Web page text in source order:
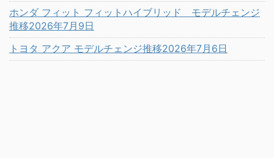
ホンダ フィット フィットハイブリッド モデルチェンジ
推移2026年7月9日
トヨタ アクア モデルチェンジ推移2026年7月6日